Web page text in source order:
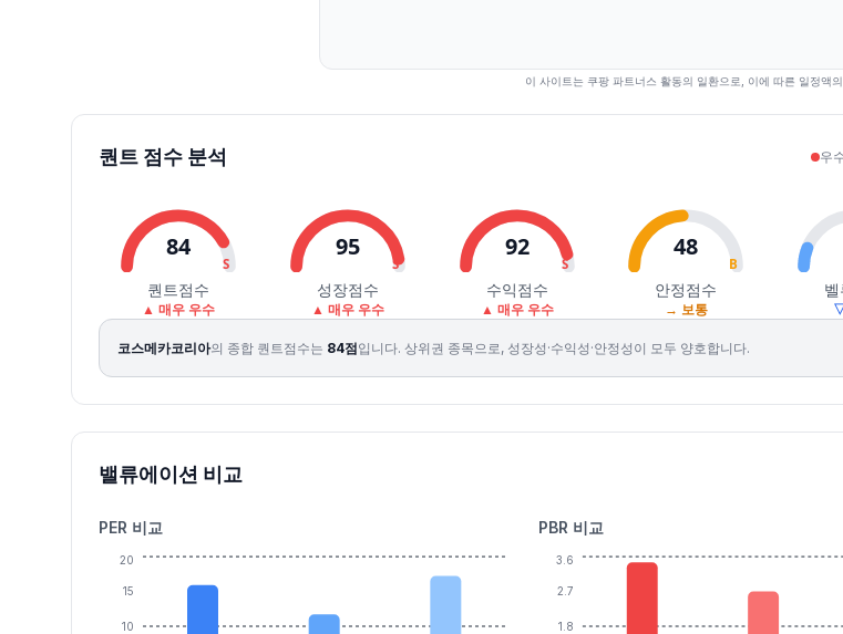
834009.16 92208
2026.07.27
821008950081300865007.19
94350
2026.07.28
8620088700
2026.07.30
8340085300 80000-2.91 87462
2026.07.31
7820080400 78800 -1.50
154617
2026.08.03
8140076500 79400
63639
2026.08.04
7950087400 860008.31 92892
2026.08.05
852008910083800866000.70 57113
2026.08.06
8650097300865009590010.74159341
2026.08.07
939009970092100959000.00 112035
이 사이트는 쿠팡 파트너스 활동의 일환으로, 이에 따른 일정액
퀀트 점수 분석 우
84
S
퀀트점수
▲ 매우 우수
95
S
성장점수
▲ 매우 우수
92
S
수익점수
▲ 매우 우수
48
B
안정점수
→ 보통
코스메카코리아의 종합 퀀트점수는 84점입니다. 상위권 종목으로, 성장성·수익성·안정성이 모두 양호합니다.
밸류에이션 비교
PER 비교
10
15
20
PBR 비교
1.8
2.7
3.6